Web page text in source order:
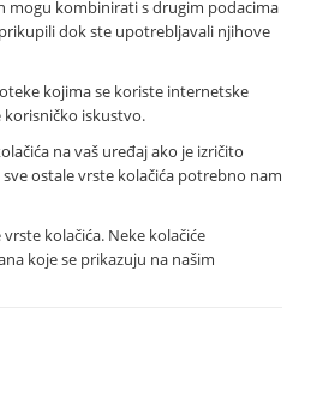
mogu kombinirati s drugim podacima
dok ste upotrebljavali njihove
kojima se koriste internetske
iskustvo.
na vaš uređaj ako je izričito
ostale vrste kolačića potrebno nam
kolačića. Neke kolačiće
koje se prikazuju na našim